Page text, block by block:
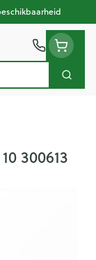
Zoek
300613